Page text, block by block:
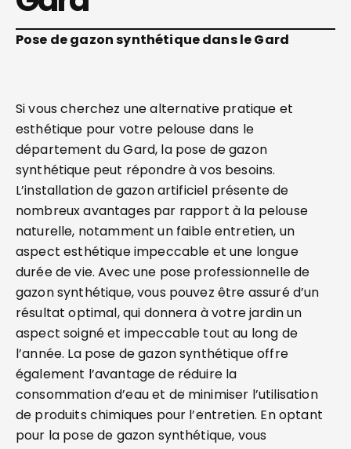
Pose de gazon synthétique dans le Gard
Si vous cherchez une alternative pratique et
esthétique pour votre pelouse dans le
département du Gard, la pose de gazon
synthétique peut répondre à vos besoins.
L’installation de gazon artificiel présente de
nombreux avantages par rapport à la pelouse
naturelle, notamment un faible entretien, un
aspect esthétique impeccable et une longue
durée de vie. Avec une pose professionnelle de
gazon synthétique, vous pouvez être assuré d’un
résultat optimal, qui donnera à votre jardin un
aspect soigné et impeccable tout au long de
l’année. La pose de gazon synthétique offre
également l’avantage de réduire la
consommation d’eau et de minimiser l’utilisation
de produits chimiques pour l’entretien. En optant
pour la pose de gazon synthétique, vous